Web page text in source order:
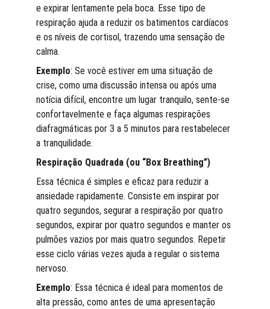
e expirar lentamente pela boca. Esse tipo de
respiração ajuda a reduzir os batimentos cardíacos
e os níveis de cortisol, trazendo uma sensação de
calma.
Exemplo: Se você estiver em uma situação de
crise, como uma discussão intensa ou após uma
notícia difícil, encontre um lugar tranquilo, sente-se
confortavelmente e faça algumas respirações
diafragmáticas por 3 a 5 minutos para restabelecer
a tranquilidade.
Respiração Quadrada (ou “Box Breathing”)
Essa técnica é simples e eficaz para reduzir a
ansiedade rapidamente. Consiste em inspirar por
quatro segundos, segurar a respiração por quatro
segundos, expirar por quatro segundos e manter os
pulmões vazios por mais quatro segundos. Repetir
esse ciclo várias vezes ajuda a regular o sistema
nervoso.
Exemplo: Essa técnica é ideal para momentos de
alta pressão, como antes de uma apresentação